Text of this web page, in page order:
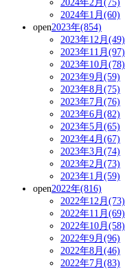
2024年2月(75)
2024年1月(60)
open2023年(854)
2023年12月(49)
2023年11月(97)
2023年10月(78)
2023年9月(59)
2023年8月(75)
2023年7月(76)
2023年6月(82)
2023年5月(65)
2023年4月(67)
2023年3月(74)
2023年2月(73)
2023年1月(59)
open2022年(816)
2022年12月(73)
2022年11月(69)
2022年10月(58)
2022年9月(96)
2022年8月(46)
2022年7月(83)